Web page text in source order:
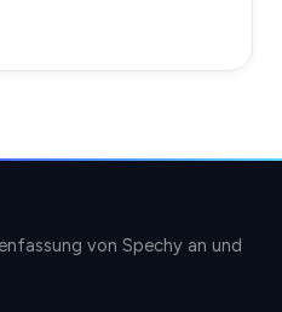
von Spechy an und